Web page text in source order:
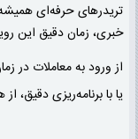
تریدرهای حرفه‌ای
خبری، زمان دقیق این
از ورود به معاملات در
یا با برنامه‌ریزی دقیق،